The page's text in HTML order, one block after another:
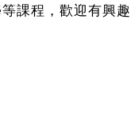
課程，歡迎有興趣